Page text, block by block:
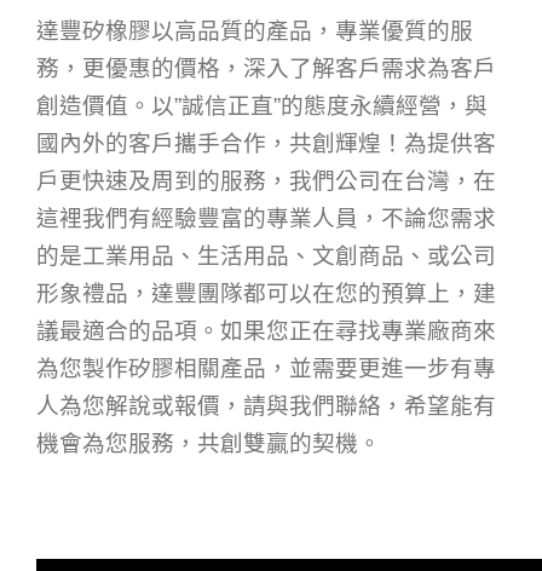
達豐矽橡膠以高品質的產品，專業優質的服
務，更優惠的價格，深入了解客戶需求為客戶
創造價值。以”誠信正直”的態度永續經營，與
國內外的客戶攜手合作，共創輝煌！為提供客
戶更快速及周到的服務，我們公司在台灣，在
這裡我們有經驗豐富的專業人員，不論您需求
的是工業用品、生活用品、文創商品、或公司
形象禮品，達豐團隊都可以在您的預算上，建
議最適合的品項。如果您正在尋找專業廠商來
為您製作矽膠相關產品，並需要更進一步有專
人為您解說或報價，請與我們聯絡，希望能有
機會為您服務，共創雙贏的契機。